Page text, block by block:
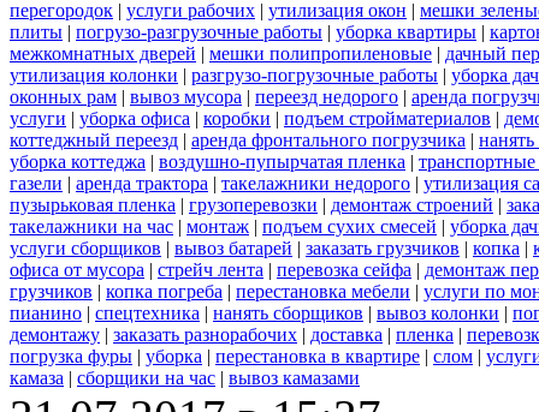
перегородок | услуги рабочих | утилизация окон | мешки
плиты | погрузо-разгрузочные работы | уборка квартиры |
межкомнатных дверей | мешки полипропиленовые | дачный
утилизация колонки | разгрузо-погрузочные работы | уборка
оконных рам | вывоз мусора | переезд недорого | аренда
услуги | уборка офиса | коробки | подъем стройматериалов |
коттеджный переезд | аренда фронтального погрузчика |
уборка коттеджа | воздушно-пупырчатая пленка | транспортные
газели | аренда трактора | такелажники недорого | утилизация
пузырьковая пленка | грузоперевозки | демонтаж строений |
такелажники на час | монтаж | подъем сухих смесей | уборка
услуги сборщиков | вывоз батарей | заказать грузчиков | копка |
офиса от мусора | стрейч лента | перевозка сейфа | демонтаж
грузчиков | копка погреба | перестановка мебели | услуги по
пианино | спецтехника | нанять сборщиков | вывоз колонки |
демонтажу | заказать разнорабочих | доставка | пленка |
погрузка фуры | уборка | перестановка в квартире | слом |
камаза | сборщики на час | вывоз камазами